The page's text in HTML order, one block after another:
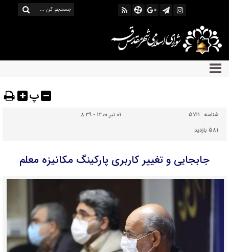
پ
شناسه : 5711
01 تیر 1400 - 8:39
581 بازدید
جابجایی و تغییر کاربری پارکینگ مکانیزه معلم